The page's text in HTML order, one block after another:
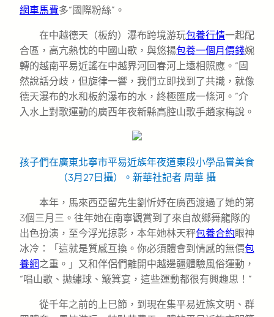
網車馬費多“國際粉絲”。
在中越德天（板約）瀑布跨境游玩包養行情一起配
合區，高亢熱忱的中國山歌，與悠揚包養一個月價錢婉
轉的越南平易近謠在中越界河回春河上遠相照應。“固
然說話分歧，但旋律一響，我們立即找到了共識，就像
德天瀑布的水和板約瀑布的水，終極匯成一條河。”介
入水上對歌運動的廣西年夜新縣高腔山歌手趙家梅說。
孩子們在廣東北寧市平易近族年夜道東段小學品嘗美食
（3月27日攝）。新華社記者 周華 攝
本年，馬來西亞留先生劉忻妤在廣西渡過了她的第
3個三月三。往年她在南寧觀賞到了來自故鄉舞龍隊的
出色扮演，至今浮光掠影，本年她林天秤包養合約眼神
冰冷：「這就是質感互換。你必須體會到情感的無價包
養網之重。」又和伴侶們離開中越邊疆體驗風俗運動，
“唱山歌、拋繡球、簸箕宴，這些運動都很有興趣思！”
從千年之前的上巳節，到現在集平易近族文明、群